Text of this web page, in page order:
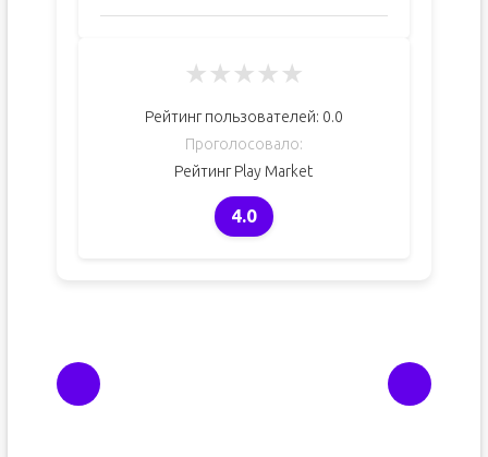
★★★★★
Рейтинг пользователей: 0.0
Проголосовало:
Рейтинг Play Market
4.0